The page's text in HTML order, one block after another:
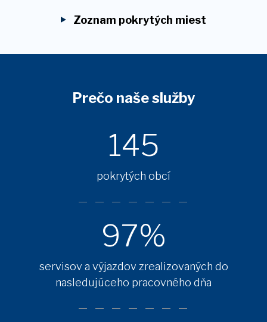
Zoznam pokrytých miest
Prečo naše služby
145
pokrytých obcí
97%
servisov a výjazdov zrealizovaných do
nasledujúceho pracovného dňa